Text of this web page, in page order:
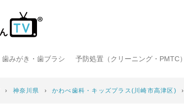
歯みがき・歯ブラシ 予防処置（クリーニング・PMTC）
› 神奈川県 › かわべ歯科・キッズプラス(川崎市高津区) ›